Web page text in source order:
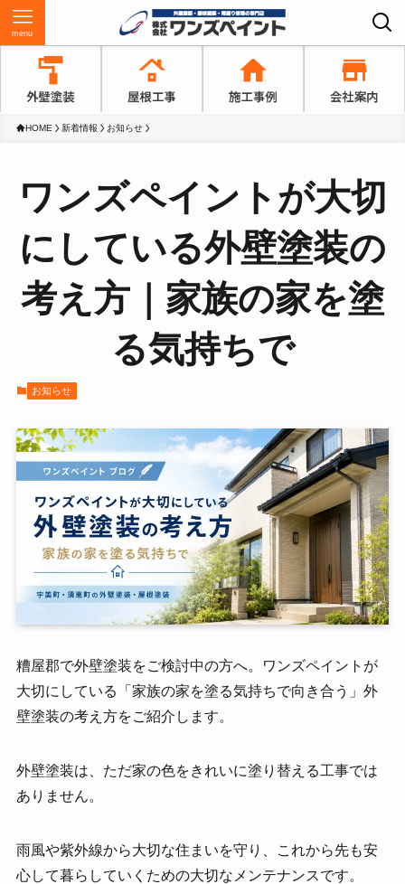
menu
HOME 新着情報 お知らせ
ワンズペイントが大切
にしている外壁塗装の
考え方｜家族の家を塗
る気持ちで
お知らせ
糟屋郡で外壁塗装をご検討中の方へ。ワンズペイントが
大切にしている「家族の家を塗る気持ちで向き合う」外
壁塗装の考え方をご紹介します。
外壁塗装は、ただ家の色をきれいに塗り替える工事では
ありません。
雨風や紫外線から大切な住まいを守り、これから先も安
心して暮らしていくための大切なメンテナンスです。